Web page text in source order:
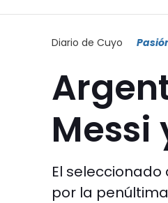
Diario de Cuyo
Messi
El seleccionado
por la